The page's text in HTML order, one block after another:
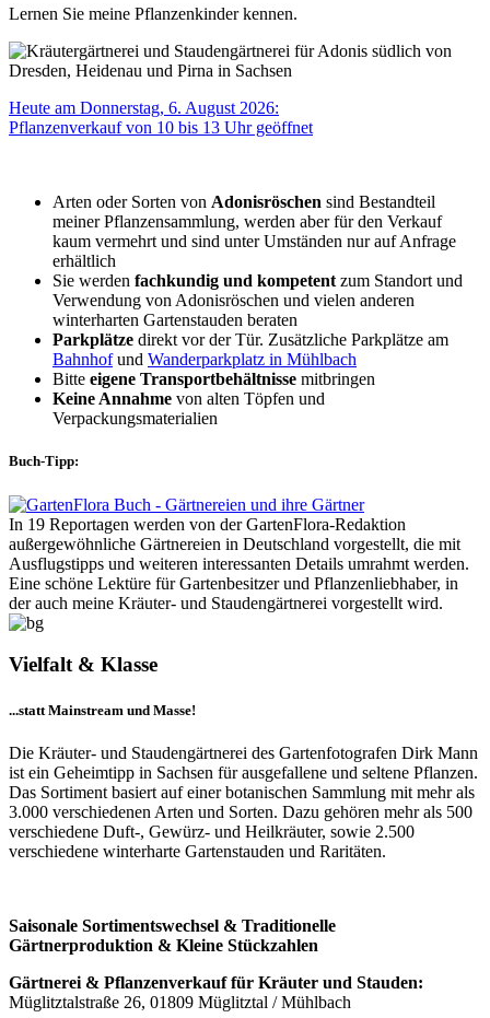
Lernen Sie meine Pflanzenkinder kennen.
Heute am Donnerstag, 6. August 2026:
Pflanzenverkauf von 10 bis 13 Uhr geöffnet
Arten oder Sorten von Adonisröschen sind Bestandteil
meiner Pflanzensammlung, werden aber für den Verkauf
kaum vermehrt und sind unter Umständen nur auf Anfrage
erhältlich
Sie werden fachkundig und kompetent zum Standort und
Verwendung von Adonisröschen und vielen anderen
winterharten Gartenstauden beraten
Parkplätze direkt vor der Tür. Zusätzliche Parkplätze am
Bahnhofund Wanderparkplatz in Mühlbach
Bitte eigene Transportbehältnisse mitbringen
Keine Annahme von alten Töpfen und
Verpackungsmaterialien
Buch-Tipp:
In 19 Reportagen werden von der GartenFlora-Redaktion
außergewöhnliche Gärtnereien in Deutschland vorgestellt, die mit
Ausflugstipps und weiteren interessanten Details umrahmt werden.
Eine schöne Lektüre für Gartenbesitzer und Pflanzenliebhaber, in
der auch meine Kräuter- und Staudengärtnerei vorgestellt wird.
Vielfalt & Klasse
...statt Mainstream und Masse!
Die Kräuter- und Staudengärtnerei des Gartenfotografen Dirk Mann
ist ein Geheimtipp in Sachsen für ausgefallene und seltene Pflanzen.
Das Sortiment basiert auf einer botanischen Sammlung mit mehr als
3.000 verschiedenen Arten und Sorten. Dazu gehören mehr als 500
verschiedene Duft-, Gewürz- und Heilkräuter, sowie 2.500
verschiedene winterharte Gartenstauden und Raritäten.
Saisonale Sortimentswechsel & Traditionelle
Gärtnerproduktion & Kleine Stückzahlen
Gärtnerei & Pflanzenverkauf für Kräuter und Stauden:
Müglitztalstraße 26, 01809 Müglitztal / Mühlbach